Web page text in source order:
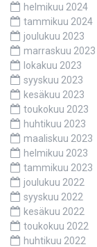
helmikuu 2024
tammikuu 2024
joulukuu 2023
marraskuu 2023
lokakuu 2023
syyskuu 2023
kesäkuu 2023
toukokuu 2023
huhtikuu 2023
maaliskuu 2023
helmikuu 2023
tammikuu 2023
joulukuu 2022
syyskuu 2022
kesäkuu 2022
toukokuu 2022
huhtikuu 2022